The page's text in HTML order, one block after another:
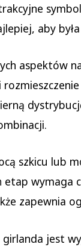
aby
aspektów
szkicu lub
etap wymaga
zapewnia
girlanda jest